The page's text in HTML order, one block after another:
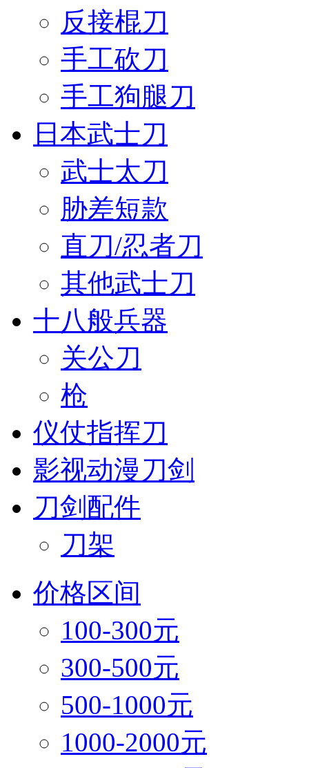
反接棍刀
手工砍刀
手工狗腿刀
日本武士刀
武士太刀
胁差短款
直刀/忍者刀
其他武士刀
十八般兵器
关公刀
枪
仪仗指挥刀
影视动漫刀剑
刀剑配件
刀架
价格区间
100-300元
300-500元
500-1000元
1000-2000元